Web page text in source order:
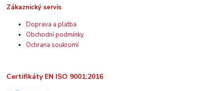
Zákaznický servis
Doprava a platba
Obchodní podmínky
Ochrana soukromí
Certifikáty EN ISO 9001:2016